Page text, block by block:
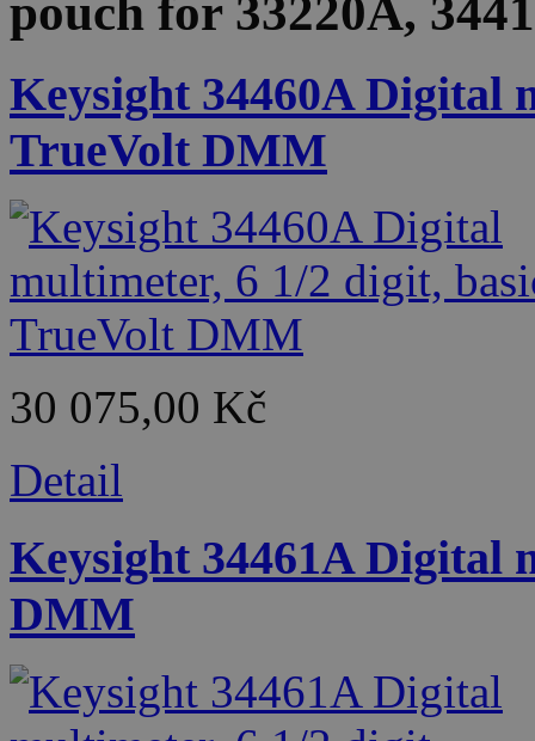
pouch for 33220A,
Keysight 34460A Digital
TrueVolt DMM
30 075,00 Kč
Detail
Keysight 34461A Digital
DMM